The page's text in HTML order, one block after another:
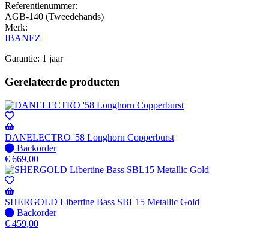
Referentienummer:
AGB-140 (Tweedehands)
Merk:
IBANEZ
Garantie: 1 jaar
Gerelateerde producten
DANELECTRO '58 Longhorn Copperburst
Niet
op
voorraad
-
Wordt
verzonden
wanneer
beschikbaar
Backorder
€ 669,00
SHERGOLD Libertine Bass SBL15 Metallic Gold
Niet
op
Backorder
€ 459,00